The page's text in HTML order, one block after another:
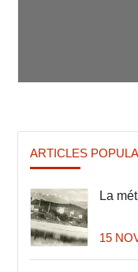
ARTICLES
La
15